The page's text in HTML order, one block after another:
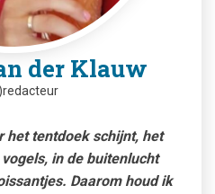
der Klauw
het tentdoek schijnt, het
in de buitenlucht
Daarom houd ik